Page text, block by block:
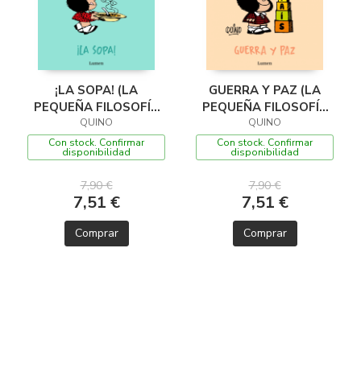
¡LA SOPA! (LA
PEQUEÑA FILOSOFÍA
DE MAFALDA)
QUINO
Con stock. Confirmar
disponibilidad
7,90 €
7,51 €
Comprar
GUERRA Y PAZ (LA
PEQUEÑA FILOSOFÍA
DE MAFALDA)
QUINO
Con stock. Confirmar
disponibilidad
7,90 €
7,51 €
Comprar